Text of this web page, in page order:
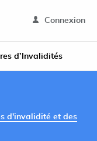
Connexion
d’Invalidités
d'invalidité et des